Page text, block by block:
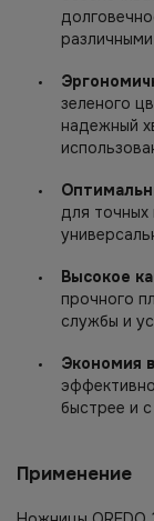
зеленого
надежный
для
Высокое
прочного
службы и
Экономия
быстрее и
Применение